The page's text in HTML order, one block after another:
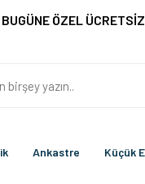
BUGÜNE ÖZEL
Ankastre Küçük